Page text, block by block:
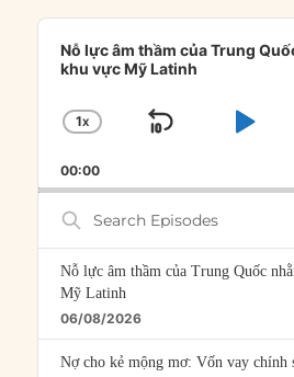
Audio
Player
Nỗ lực âm thầm của Trung
khu vực Mỹ Latinh
CHANGE
RATE
1X
SKIP
00:00
Search
Episodes
Nỗ lực âm thầm của Trung Quốc
Mỹ Latinh
06/08/2026
Nợ cho kẻ mộng mơ: Vốn vay chính